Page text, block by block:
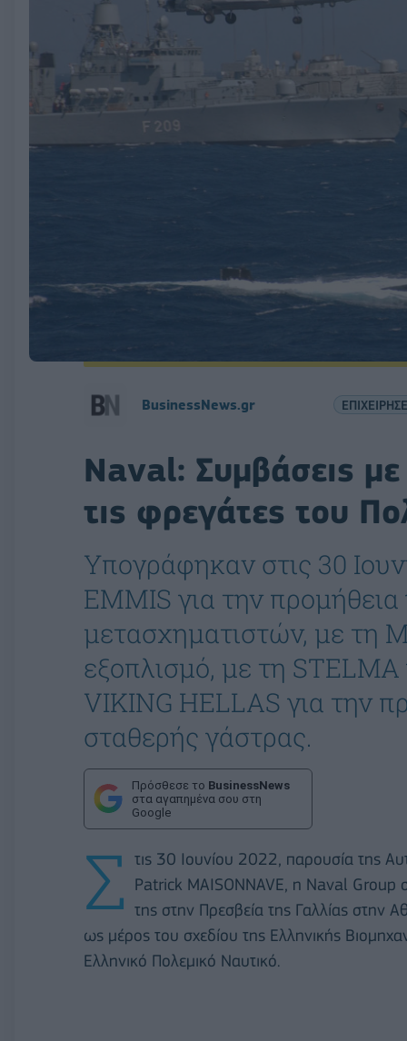
BusinessNews.gr
Naval: Συμβάσεις με
τις φρεγάτες του
Υπογράφηκαν στις 30
EMMIS για την
μετασχηματιστών, με τη
εξοπλισμό, με τη
VIKING HELLAS για την
σταθερής γάστρας.
Πρόσθεσε το BusinessNews
στα αγαπημένα σου στη
Google
Σ τις 30 Ιουνίου 2022, παρουσία της
Patrick MAISONNAVE, η Naval Group
της στην Πρεσβεία της Γαλλίας στην
ως μέρος του σχεδίου της Ελληνικής
Ελληνικό Πολεμικό Ναυτικό.